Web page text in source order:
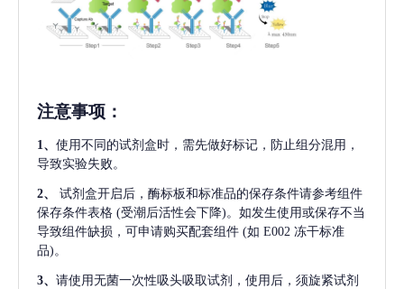
注意事项 ：
1、 使用不同的试剂盒时，需先做好标记，防止组分混用，
导致实验失败。
2、
试剂盒开启后，酶标板和标准品的保存条件请参考组件
保存条件表格 (受潮后活性会下降)。如发生使用或保存不当
导致组件缺损，可申请购买配套组件 (如 E002 冻干标准
品)。
3、 请使用无菌一次性吸头吸取试剂，使用后，须旋紧试剂